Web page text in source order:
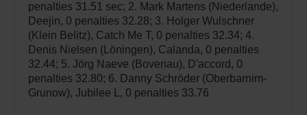
penalties 31.51 sec; 2. Mark Martens (Niederlande),
Deejin, 0 penalties 32.28; 3. Holger Wulschner
(Klein Belitz), Catch Me T, 0 penalties 32.34; 4.
Denis Nielsen (Löningen), Calanda, 0 penalties
32.44; 5. Jörg Naeve (Bovenau), D'accord, 0
penalties 32.80; 6. Danny Schröder (Oberbarnim-
Grunow), Jubilee L, 0 penalties 33.76